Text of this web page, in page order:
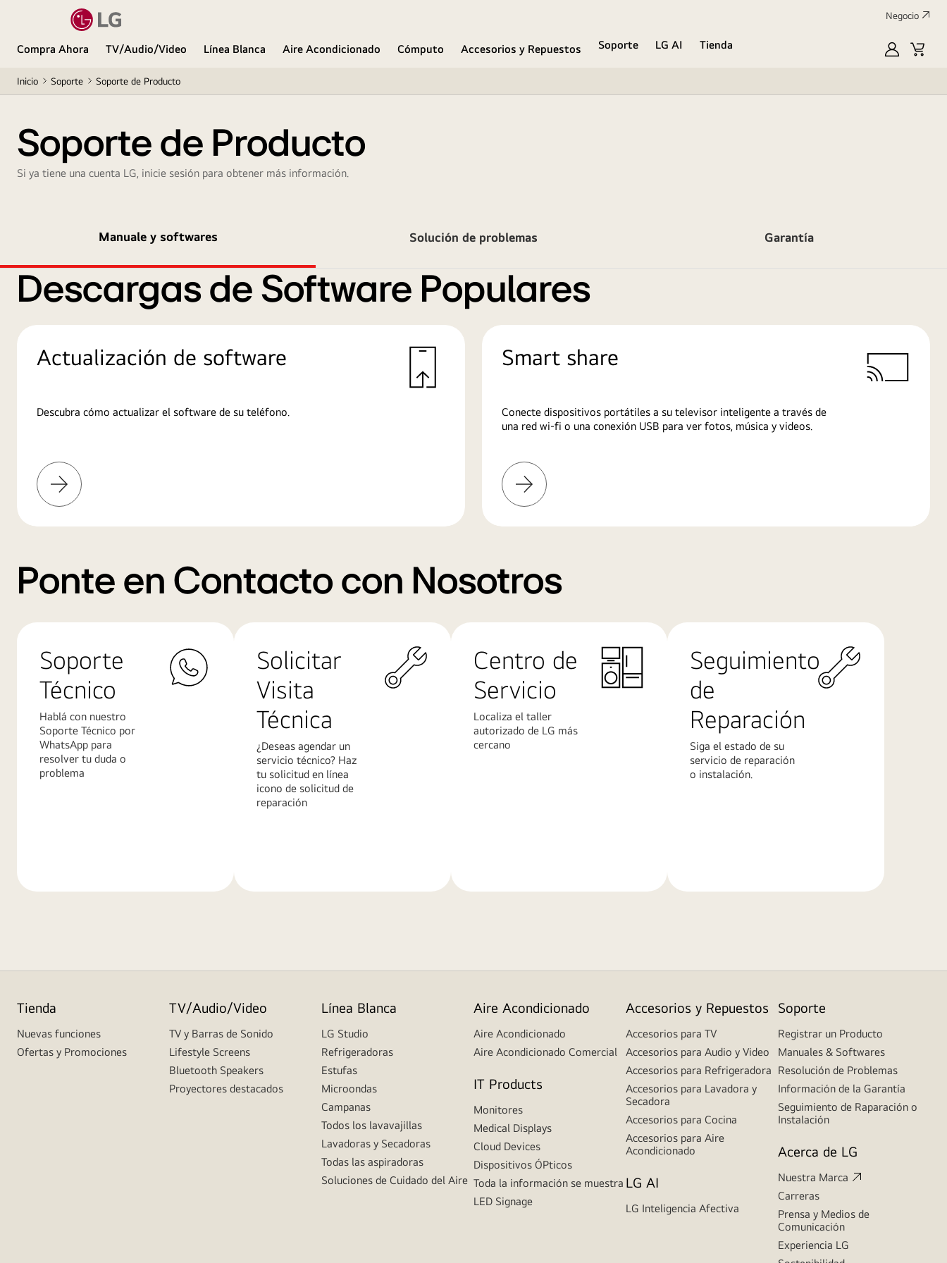
Negocio
Compra Ahora TV/Audio/Video Línea Blanca Aire Acondicionado Cómputo Accesorios y Repuestos Soporte LG AI
Tienda
Mi
Inicio Soporte Soporte de Producto
Soporte de Producto
Si ya tiene una cuenta LG, inicie sesión para obtener más información.
Manuale y softwares Solución de problemas Garantía
Descargas de Software Populares
Actualización de software
Descubra cómo actualizar el software de su teléfono.
Más
información
Smart share
Conecte dispositivos portátiles a su televisor inteligente a través de
una red wi-fi o una conexión USB para ver fotos, música y videos.
Más
información
Ponte en Contacto con Nosotros
Soporte
Técnico
Hablá con nuestro
Soporte Técnico por
WhatsApp para
resolver tu duda o
problema
Solicitar
Visita
Técnica
¿Deseas agendar un
servicio técnico? Haz
tu solicitud en línea
icono de solicitud de
reparación
Centro de
Servicio
Localiza el taller
autorizado de LG más
cercano
Seguimiento
de
Reparación
Siga el estado de su
servicio de reparación
o instalación.
Tienda
Nuevas funciones
Ofertas y Promociones
TV/Audio/Video
TV y Barras de Sonido
Lifestyle Screens
Bluetooth Speakers
Proyectores destacados
Línea Blanca
LG Studio
Refrigeradoras
Estufas
Microondas
Campanas
Todos los lavavajillas
Lavadoras y Secadoras
Todas las aspiradoras
Soluciones de Cuidado del Aire
Aire Acondicionado
Aire Acondicionado
Aire Acondicionado Comercial
IT Products
Monitores
Medical Displays
Cloud Devices
Dispositivos ÓPticos
Toda la información se muestra
LED Signage
Accesorios y Repuestos
Accesorios para TV
Accesorios para Audio y Video
Accesorios para Refrigeradora
Accesorios para Lavadora y
Secadora
Accesorios para Cocina
Accesorios para Aire
Acondicionado
LG AI
LG Inteligencia Afectiva
Soporte
Registrar un Producto
Manuales & Softwares
Resolución de Problemas
Información de la Garantía
Seguimiento de Raparación o
Instalación
Acerca de LG
Nuestra Marca
Carreras
Prensa y Medios de
Comunicación
Experiencia LG